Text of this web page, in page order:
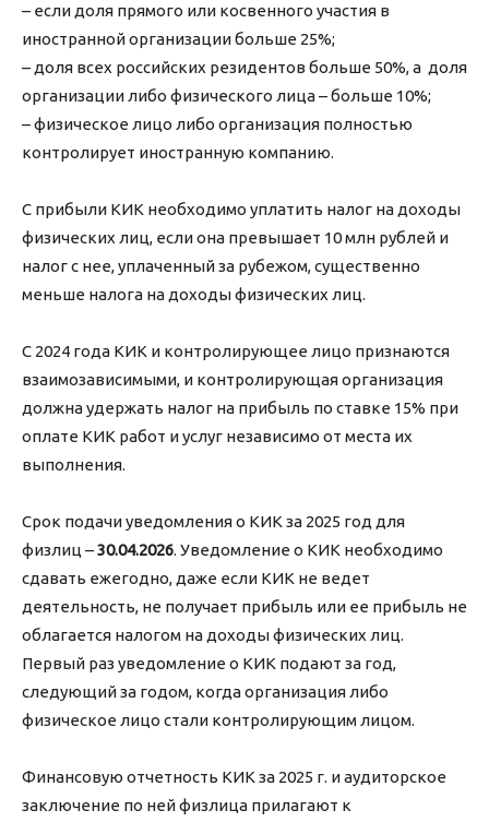
– если доля прямого или косвенного участия в
иностранной организации больше 25%;
– доля всех российских резидентов больше 50%, а доля
организации либо физического лица – больше 10%;
– физическое лицо либо организация полностью
контролирует иностранную компанию.
С прибыли КИК необходимо уплатить налог на доходы
физических лиц, если она превышает 10 млн рублей и
налог с нее, уплаченный за рубежом, существенно
меньше налога на доходы физических лиц.
С 2024 года КИК и контролирующее лицо признаются
взаимозависимыми, и контролирующая организация
должна удержать налог на прибыль по ставке 15% при
оплате КИК работ и услуг независимо от места их
выполнения.
Срок подачи уведомления о КИК за 2025 год для
физлиц –30.04.2026. Уведомление о КИК необходимо
сдавать ежегодно, даже если КИК не ведет
деятельность, не получает прибыль или ее прибыль не
облагается налогом на доходы физических лиц.
Первый раз уведомление о КИК подают за год,
следующий за годом, когда организация либо
физическое лицо стали контролирующим лицом.
Финансовую отчетность КИК за 2025 г. и аудиторское
заключение по ней физлица прилагают к